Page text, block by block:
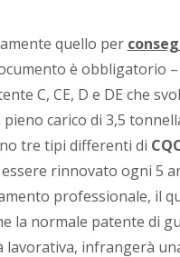
quello per
è obbligatorio
C, CE, D e DE che
carico di 3,5
tre tipi differenti di
rinnovato ogni 5
professionale, il
la normale patente di
lavorativa, infrangerà